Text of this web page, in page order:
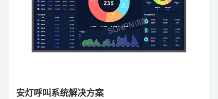
安灯呼叫系统解决方案